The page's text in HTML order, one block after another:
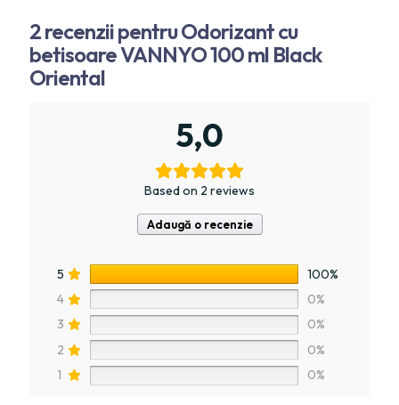
2 recenzii pentruOdorizant cu
betisoare VANNYO 100 ml Black
Oriental
5,0
Based on 2 reviews
Adaugă o recenzie
5
100%
4
0%
3
0%
2
0%
1
0%